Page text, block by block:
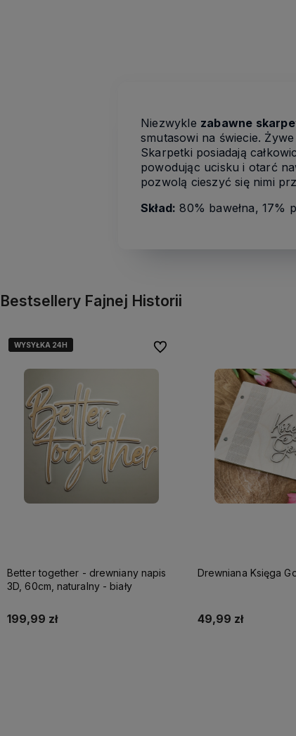
Niezwykle zabawne
smutasowi na świecie.
Skarpetki posiadają
powodując ucisku i otarć
pozwolą cieszyć się nimi
Skład: 80% bawełna, 17%
Bestsellery Fajnej Historii
WYSYŁKA 24H
WYSYŁKA 24H
Better together - drewniany napis
3D, 60cm, naturalny - biały
199,99 zł
Do ulubionych
Drewniana Księga
49,99 zł